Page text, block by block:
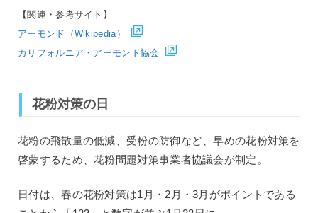
【関連・参考サイト】
アーモンド（Wikipedia）
カリフォルニア・アーモンド協会
花粉対策の日
花粉の飛散量の低減、受粉の防御など、早めの花粉対策を
啓蒙するため、花粉問題対策事業者協議会が制定。
日付は、春の花粉対策は1月・2月・3月がポイントである